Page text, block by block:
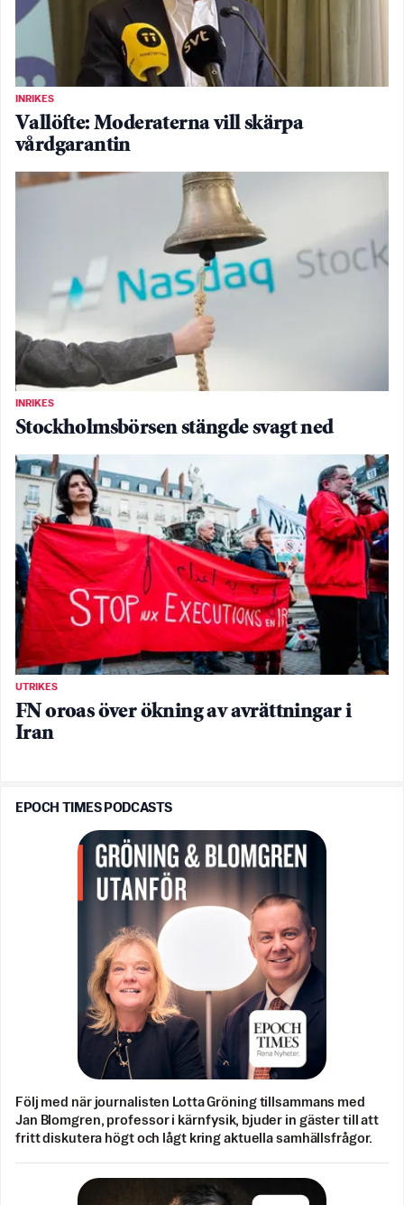
INRIKES
Vallöfte: Moderaterna vill skärpa
vårdgarantin
INRIKES
Stockholmsbörsen stängde svagt ned
UTRIKES
FN oroas över ökning av avrättningar i
Iran
EPOCH TIMES PODCASTS
Följ med när journalisten Lotta Gröning tillsammans med
Jan Blomgren, professor i kärnfysik, bjuder in gäster till att
fritt diskutera högt och lågt kring aktuella samhällsfrågor.